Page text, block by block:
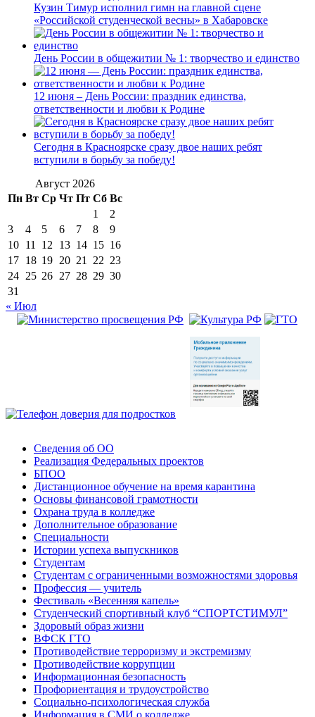
Кузин Тимур исполнил гимн на главной сцене
«Российской студенческой весны» в Хабаровске
День России в общежитии № 1: творчество и единство
12 июня – День России: праздник единства,
ответственности и любви к Родине
Сегодня в Красноярске сразу двое наших ребят
вступили в борьбу за победу!
Август 2026
Пн Вт Ср Чт Пт Сб Вс
1
2
3
4 5 6 7 8
9
10 11 12 13 14 15 16
17 18 19 20 21 22 23
24 25 26 27 28 29 30
31
« Июл
Сведения об ОО
Реализация Федеральных проектов
БПОО
Дистанционное обучение на время карантина
Основы финансовой грамотности
Охрана труда в колледже
Дополнительное образование
Специальности
Истории успеха выпускников
Студентам
Студентам с ограниченными возможностями здоровья
Профессия — учитель
Фестиваль «Весенняя капель»
Студенческий спортивный клуб “СПОРТСТИМУЛ”
Здоровый образ жизни
ВФСК ГТО
Противодействие терроризму и экстремизму
Противодействие коррупции
Информационная безопасность
Профориентация и трудоустройство
Социально-психологическая служба
Информация в СМИ о колледже